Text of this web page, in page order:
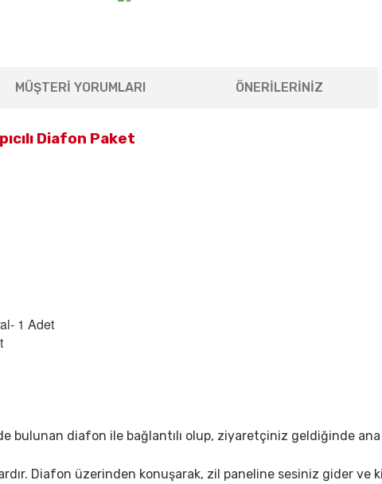
MÜŞTERİ YORUMLARI ÖNERİLERİNİZ
Diafon Paket
1 Adet
bulunan diafon ile bağlantılı olup, ziyaretçiniz geldiğinde
Diafon üzerinden konuşarak, zil paneline sesiniz gider